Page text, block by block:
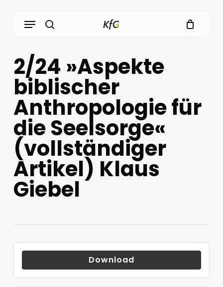
Menu
2/24 »Aspekte
biblischer
Anthropologie für
die Seelsorge«
(vollständiger
Artikel) Klaus
Giebel
Download